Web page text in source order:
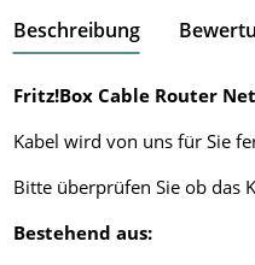
Beschreibung
Fritz!Box Cable Router
Kabel wird von uns für Sie
Bitte überprüfen Sie ob das
Bestehend aus: